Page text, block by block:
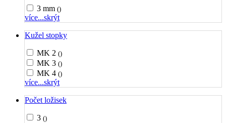
3 mm ()
více...skrýt
Kužel stopky
MK 2 ()
MK 3 ()
MK 4 ()
více...skrýt
Počet ložisek
3 ()